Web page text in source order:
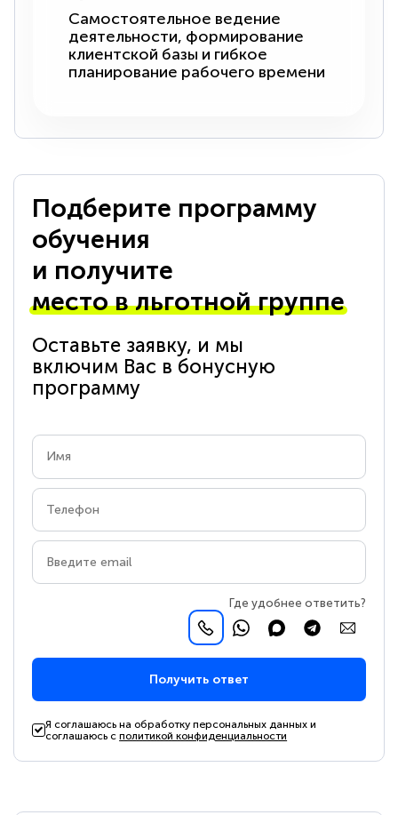
Самостоятельное ведение
деятельности, формирование
клиентской базы и гибкое
планирование рабочего времени
Подберите программу
обучения
и получите
место в льготной группе
Оставьте заявку, и мы
включим Вас в бонусную
программу
Где удобнее ответить?
Получить ответ
Я соглашаюсь на обработку персональных данных и
соглашаюсь сполитикой конфиденциальности